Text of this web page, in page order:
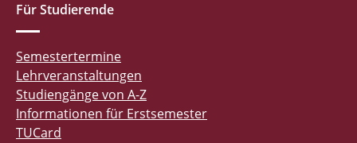
Für Studierende
Semestertermine
Lehrveranstaltungen
Studiengänge von A-Z
Informationen für Erstsemester
TUCard